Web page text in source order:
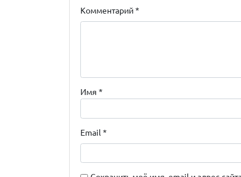
Комментарий*
Имя *
Email *